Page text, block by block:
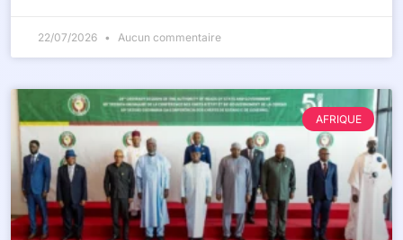
22/07/2026 Aucun commentaire
AFRIQUE